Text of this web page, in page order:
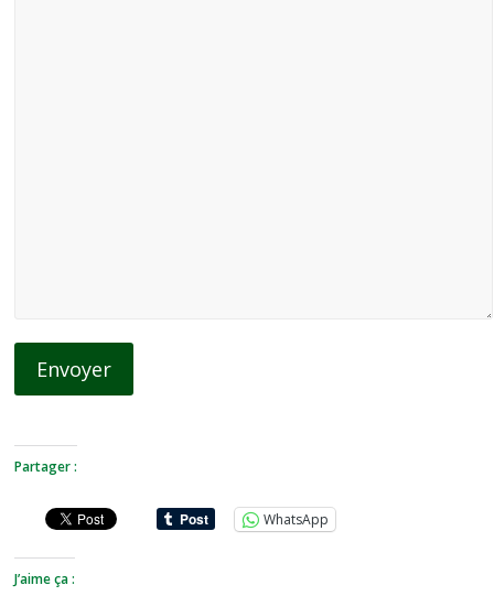
Envoyer
Partager :
WhatsApp
J’aime ça :